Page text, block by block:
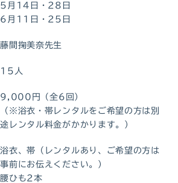
5月14日・28日
6月11日・25日
藤間掬美奈先生
15人
9,000円（全6回）
（※浴衣・帯レンタルをご希望の方は別
途レンタル料金がかかります。）
浴衣、帯（レンタルあり、ご希望の方は
事前にお伝えください。）
腰ひも2本